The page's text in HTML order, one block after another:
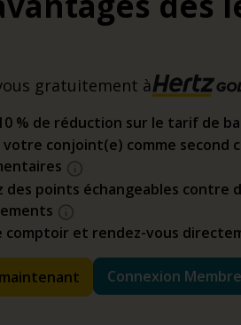
gratuitement à
10 % de réduction sur le tarif de
conjoint(e) comme second
des points échangeables contre
comptoir et rendez-vous
Connexion Membre